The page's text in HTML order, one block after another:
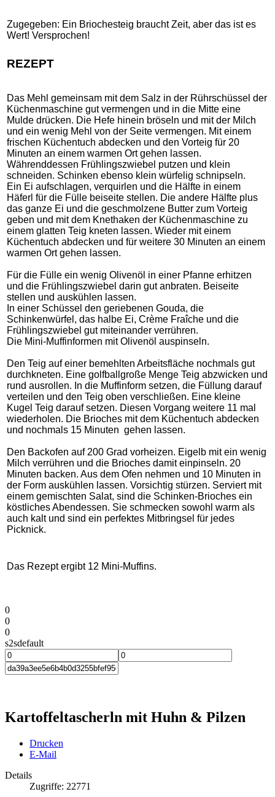
Zugegeben: Ein Briochesteig braucht Zeit, aber das ist es
Wert! Versprochen!
REZEPT
Das Mehl gemeinsam mit dem Salz in der Rührschüssel der
Küchenmaschine gut vermengen und in die Mitte eine
Mulde drücken. Die Hefe hinein bröseln und mit der Milch
und ein wenig Mehl von der Seite vermengen. Mit einem
frischen Küchentuch abdecken und den Vorteig für 20
Minuten an einem warmen Ort gehen lassen.
Währenddessen Frühlingszwiebel putzen und klein
schneiden. Schinken ebenso klein würfelig schnipseln.
Ein Ei aufschlagen, verquirlen und die Hälfte in einem
Häferl für die Fülle beiseite stellen. Die andere Hälfte plus
das ganze Ei und die geschmolzene Butter zum Vorteig
geben und mit dem Knethaken der Küchenmaschine zu
einem glatten Teig kneten lassen. Wieder mit einem
Küchentuch abdecken und für weitere 30 Minuten an einem
warmen Ort gehen lassen.
Für die Fülle ein wenig Olivenöl in einer Pfanne erhitzen
und die Frühlingszwiebel darin gut anbraten. Beiseite
stellen und auskühlen lassen.
In einer Schüssel den geriebenen Gouda, die
Schinkenwürfel, das halbe Ei, Crème Fraîche und die
Frühlingszwiebel gut miteinander verrühren.
Die Mini-Muffinformen mit Olivenöl auspinseln.
Den Teig auf einer bemehlten Arbeitsfläche nochmals gut
durchkneten. Eine golfballgroße Menge Teig abzwicken und
rund ausrollen. In die Muffinform setzen, die Füllung darauf
verteilen und den Teig oben verschließen. Eine kleine
Kugel Teig darauf setzen. Diesen Vorgang weitere 11 mal
wiederholen. Die Brioches mit dem Küchentuch abdecken
und nochmals 15 Minuten gehen lassen.
Den Backofen auf 200 Grad vorheizen. Eigelb mit ein wenig
Milch verrühren und die Brioches damit einpinseln. 20
Minuten backen. Aus dem Ofen nehmen und 10 Minuten in
der Form auskühlen lassen. Vorsichtig stürzen. Serviert mit
einem gemischten Salat, sind die Schinken-Brioches ein
köstliches Abendessen. Sie schmecken sowohl warm als
auch kalt und sind ein perfektes Mitbringsel für jedes
Picknick.
Das Rezept ergibt 12 Mini-Muffins.
0
0
0
s2sdefault
Kartoffeltascherln mit Huhn & Pilzen
Drucken
E-Mail
Details
Zugriffe: 22771